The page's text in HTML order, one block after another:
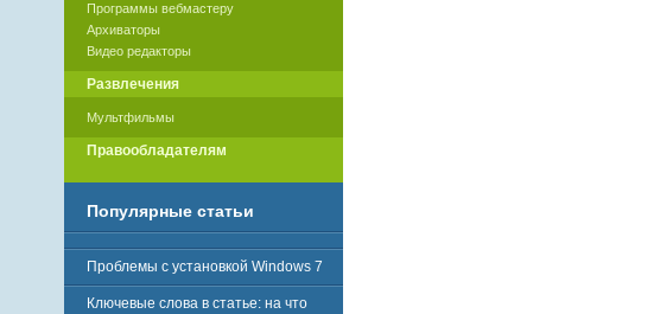
Программы вебмастеру
Архиваторы
Видео редакторы
Развлечения
Мультфильмы
Правообладателям
Популярные статьи
Проблемы с установкой Windows 7
Ключевые слова в статье: на что